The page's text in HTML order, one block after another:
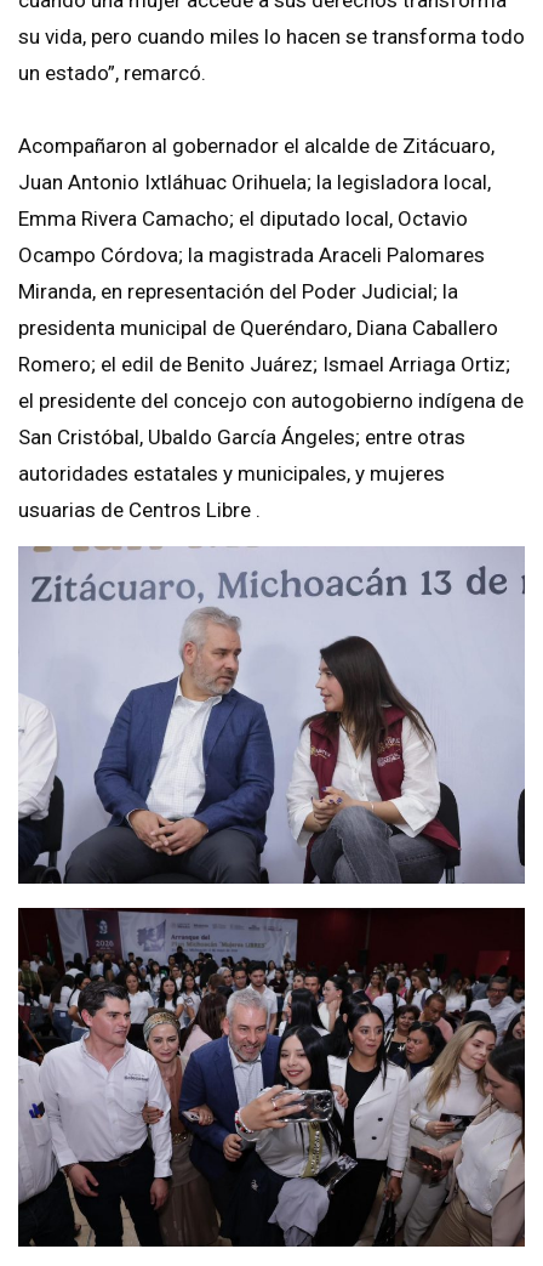
su vida, pero cuando miles lo hacen se transforma todo
un estado”, remarcó.
Acompañaron al gobernador el alcalde de Zitácuaro,
Juan Antonio Ixtláhuac Orihuela; la legisladora local,
Emma Rivera Camacho; el diputado local, Octavio
Ocampo Córdova; la magistrada Araceli Palomares
Miranda, en representación del Poder Judicial; la
presidenta municipal de Queréndaro, Diana Caballero
Romero; el edil de Benito Juárez; Ismael Arriaga Ortiz;
el presidente del concejo con autogobierno indígena de
San Cristóbal, Ubaldo García Ángeles; entre otras
autoridades estatales y municipales, y mujeres
usuarias de Centros Libre .